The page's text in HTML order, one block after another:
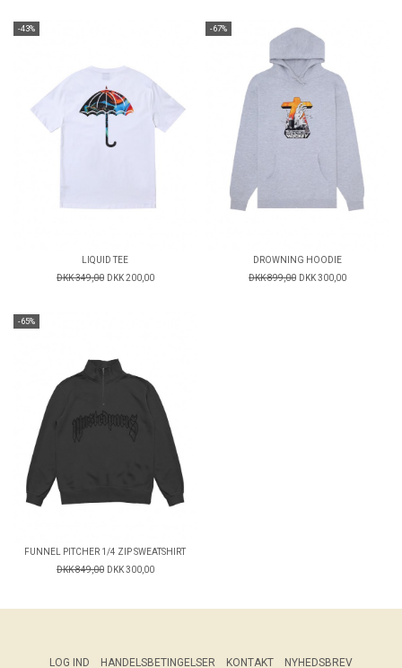
-43%
LIQUID TEE
DKK 349,00 DKK 200,00
-67%
DROWNING HOODIE
DKK 899,00 DKK 300,00
-65%
FUNNEL PITCHER 1/4 ZIP SWEATSHIRT
DKK 849,00 DKK 300,00
LOG IND HANDELSBETINGELSER KONTAKT NYHEDSBREV